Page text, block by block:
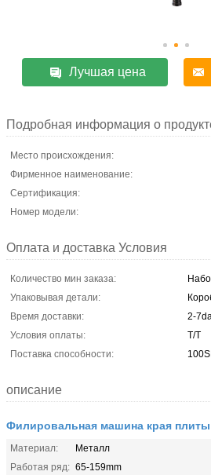
Лучшая цена
Подробная информация о
Место происхождения:
Фирменное наименование:
Сертификация:
Номер модели:
Оплата и доставка Условия
Количество мин заказа:
Упаковывая детали:
Время доставки:
2-
Условия оплаты:
T/T
Поставка способности:
описание
Филировальная машина края плиты
Материал:
Металл
Работая ряд: 65-159mm